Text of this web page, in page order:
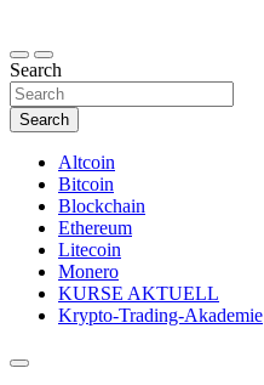
Search
Search
Altcoin
Bitcoin
Blockchain
Ethereum
Litecoin
Monero
KURSE AKTUELL
Krypto-Trading-Akademie